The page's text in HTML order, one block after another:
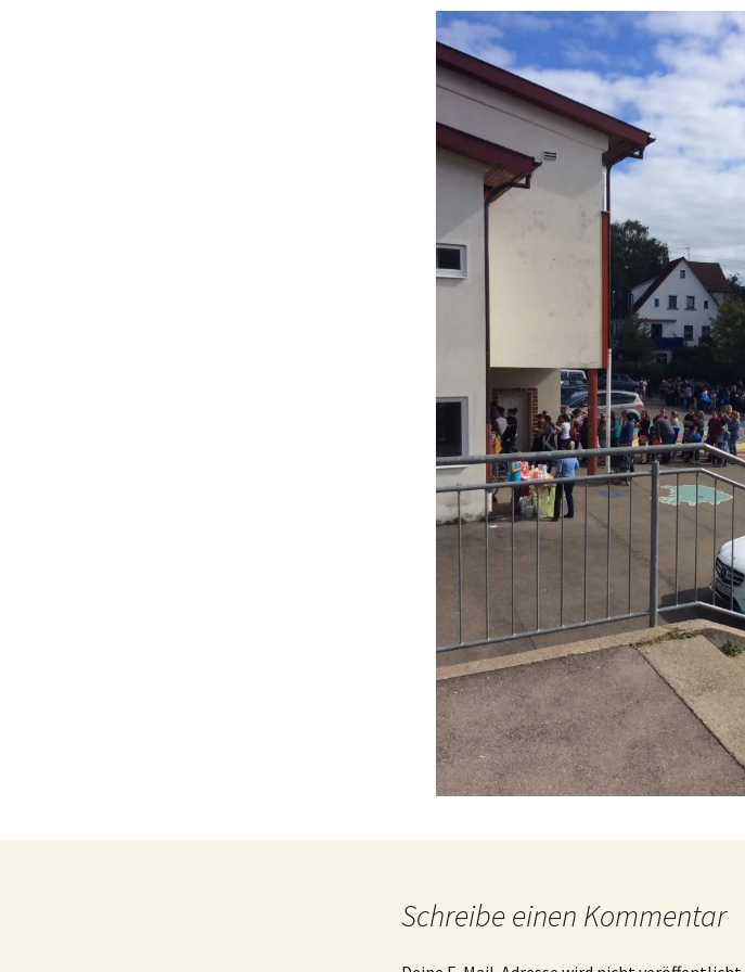
Schreibe einen Kommentar